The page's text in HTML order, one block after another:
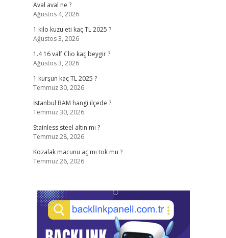
Aval aval ne ?
Ağustos 4, 2026
1 kilo kuzu eti kaç TL 2025 ?
Ağustos 3, 2026
1.4 16 valf Clio kaç beygir ?
Ağustos 3, 2026
1 kurşun kaç TL 2025 ?
Temmuz 30, 2026
İstanbul BAM hangi ilçede ?
Temmuz 30, 2026
Stainless steel altın mı ?
Temmuz 28, 2026
Kozalak macunu aç mı tok mu ?
Temmuz 26, 2026